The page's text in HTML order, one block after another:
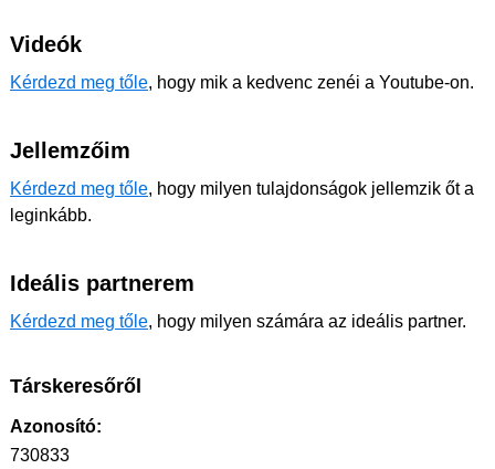
Videók
Kérdezd meg tőle, hogy mik a kedvenc zenéi a Youtube-on.
Jellemzőim
Kérdezd meg tőle, hogy milyen tulajdonságok jellemzik őt a
leginkább.
Ideális partnerem
Kérdezd meg tőle, hogy milyen számára az ideális partner.
Társkeresőről
Azonosító:
730833